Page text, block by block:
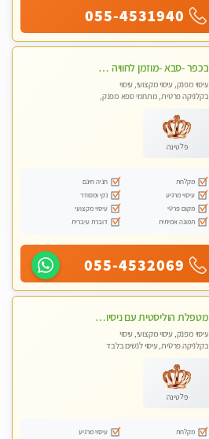
055-4531940
בכפר -סבא -מוזמן לחוויה בלתי נשכחת!!!עיסוי מפנק ביותר מומלץ לחלוטין!!!
עיסוי מפנק, עיסוי מקצועי, עיסוי
בקלניקה פרטית, מתחמי ספא מפנק,
לנשים בלבד
פלטינה
מקלחת
חניה חינם
עיסוי מרגיע
נקי ומסודר
מקום פרטי
עיסוי מקצועי
תמונה אמיתית
דוברת עיברית
055-4532069
מטפלת הוליסטית עם ניסיון מעל עשור. עיסוי הוליסטי לגוף ולנשמה עם שמנים חמים מתאים: לגברים/נשים ונשים בהריון . ומקצועית ברמה גבוהה
עיסוי מפנק, עיסוי מקצועי, עיסוי
בקלניקה פרטית, עיסוי לנשים בלבד
פלטינה
מקלחת
עיסוי מרגיע